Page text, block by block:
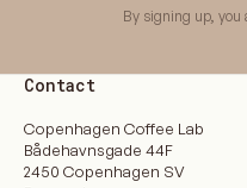
By signing up, you
Contact
Copenhagen Coffee Lab
Bådehavnsgade 44F
2450 Copenhagen SV